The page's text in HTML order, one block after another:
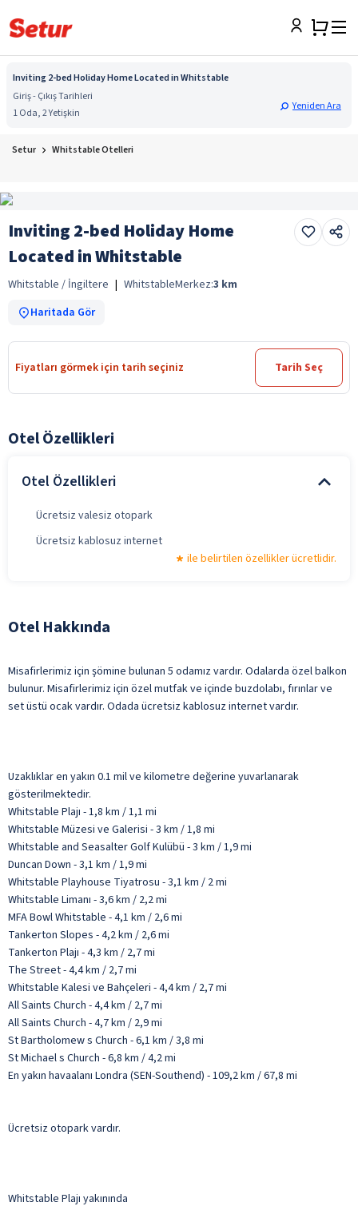
Inviting 2-bed Holiday Home Located in Whitstable
Giriş - Çıkış Tarihleri
1 Oda, 2 Yetişkin
Yeniden Ara
Setur Whitstable Otelleri
Inviting 2-bed Holiday Home
Located in Whitstable
Whitstable / İngiltere | WhitstableMerkez:3 km
Haritada Gör
Fiyatları görmek için tarih seçiniz Tarih Seç
Otel Özellikleri
Otel Özellikleri
Ücretsiz valesiz otopark
Ücretsiz kablosuz internet
ile belirtilen özellikler ücretlidir.
Otel Hakkında
Misafirlerimiz için şömine bulunan 5 odamız vardır. Odalarda özel balkon
bulunur. Misafirlerimiz için özel mutfak ve içinde buzdolabı, fırınlar ve
set üstü ocak vardır. Odada ücretsiz kablosuz internet vardır.
Uzaklıklar en yakın 0.1 mil ve kilometre değerine yuvarlanarak
gösterilmektedir.
Whitstable Plajı - 1,8 km / 1,1 mi
Whitstable Müzesi ve Galerisi - 3 km / 1,8 mi
Whitstable and Seasalter Golf Kulübü - 3 km / 1,9 mi
Duncan Down - 3,1 km / 1,9 mi
Whitstable Playhouse Tiyatrosu - 3,1 km / 2 mi
Whitstable Limanı - 3,6 km / 2,2 mi
MFA Bowl Whitstable - 4,1 km / 2,6 mi
Tankerton Slopes - 4,2 km / 2,6 mi
Tankerton Plajı - 4,3 km / 2,7 mi
The Street - 4,4 km / 2,7 mi
Whitstable Kalesi ve Bahçeleri - 4,4 km / 2,7 mi
All Saints Church - 4,4 km / 2,7 mi
All Saints Church - 4,7 km / 2,9 mi
St Bartholomew s Church - 6,1 km / 3,8 mi
St Michael s Church - 6,8 km / 4,2 mi
En yakın havaalanı Londra (SEN-Southend) - 109,2 km / 67,8 mi
Ücretsiz otopark vardır.
Whitstable Plajı yakınında